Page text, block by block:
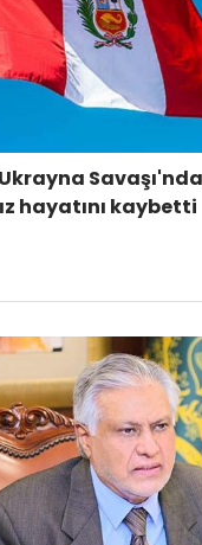
Savaşı'nda
hayatını kaybetti